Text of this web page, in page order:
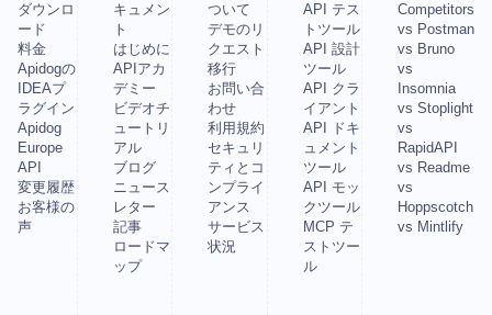
ダウンロ
ード
料金
Apidogの
IDEAプ
ラグイン
Apidog
Europe
API
変更履歴
お客様の
声
キュメン
ト
はじめに
APIアカ
デミー
ビデオチ
ュートリ
アル
ブログ
ニュース
レター
記事
ロードマ
ップ
ついて
デモのリ
クエスト
移行
お問い合
わせ
利用規約
セキュリ
ティとコ
ンプライ
アンス
サービス
状況
API テス
トツール
API 設計
ツール
API クラ
イアント
API ドキ
ュメント
ツール
API モッ
クツール
MCP テ
ストツー
ル
Competitors
vs Postman
vs Bruno
vs
Insomnia
vs Stoplight
vs
RapidAPI
vs Readme
vs
Hoppscotch
vs Mintlify